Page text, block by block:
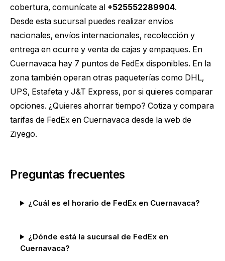
cobertura, comunícate al +525552289904.
Desde esta sucursal puedes realizar envíos
nacionales, envíos internacionales, recolección y
entrega en ocurre y venta de cajas y empaques. En
Cuernavaca hay 7 puntos de FedEx disponibles. En la
zona también operan otras paqueterías como DHL,
UPS, Estafeta y J&T Express, por si quieres comparar
opciones. ¿Quieres ahorrar tiempo? Cotiza y compara
tarifas de FedEx en Cuernavaca desde la web de
Ziyego.
Preguntas frecuentes
¿Cuál es el horario de FedEx en Cuernavaca?
¿Dónde está la sucursal de FedEx en
Cuernavaca?